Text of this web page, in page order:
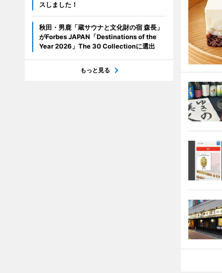
スしました！
秋田・男鹿「蔵サウナと文化財の宿 森長」
がForbes JAPAN「Destinations of the
Year 2026」The 30 Collectionに選出
もっと見る